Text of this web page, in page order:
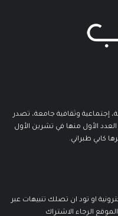
إجتماعية وثقافية جامعة، تصدر
الأول منها في تشرين الأول
او تود ان تصلك تنبيهات عبر
الرجاء الاشتراك